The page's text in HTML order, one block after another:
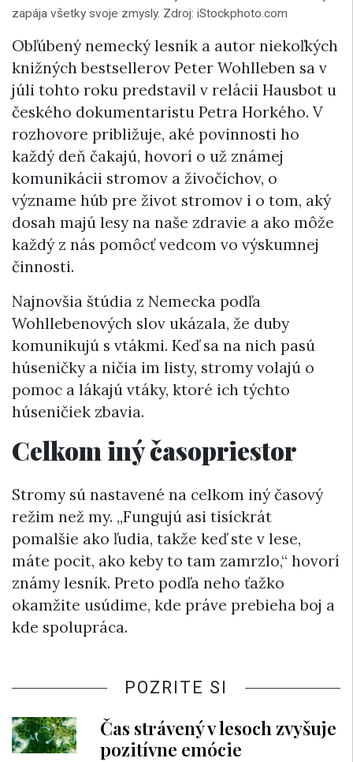
zapája všetky svoje zmysly. Zdroj: iStockphoto.com
Obľúbený nemecký lesník a autor niekoľkých
knižných bestsellerov Peter Wohlleben sa v
júli tohto roku predstavil v relácii Hausbot u
českého dokumentaristu Petra Horkého. V
rozhovore približuje, aké povinnosti ho
každý deň čakajú, hovorí o už známej
komunikácii stromov a živočíchov, o
význame húb pre život stromov i o tom, aký
dosah majú lesy na naše zdravie a ako môže
každý z nás pomôcť vedcom vo výskumnej
činnosti.
Najnovšia štúdia z Nemecka podľa
Wohllebenových slov ukázala, že duby
komunikujú s vtákmi. Keď sa na nich pasú
húseničky a ničia im listy, stromy volajú o
pomoc a lákajú vtáky, ktoré ich týchto
húseničiek zbavia.
Celkom iný časopriestor
Stromy sú nastavené na celkom iný časový
režim než my. „Fungujú asi tisíckrát
pomalšie ako ľudia, takže keď ste v lese,
máte pocit, ako keby to tam zamrzlo,“ hovorí
známy lesník. Preto podľa neho ťažko
okamžite usúdime, kde práve prebieha boj a
kde spolupráca.
POZRITE SI
Čas strávený v lesoch zvyšuje
pozitívne emócie